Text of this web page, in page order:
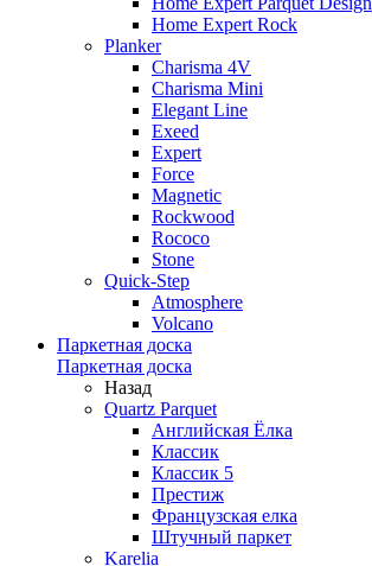
Home Expert Rock
Planker
Charisma 4V
Charisma Mini
Elegant Line
Exeed
Expert
Force
Magnetic
Rockwood
Rococo
Stone
Quick-Step
Atmosphere
Volcano
Паркетная доска
Паркетная доска
Назад
Quartz Parquet
Английская Ёлка
Классик
Классик 5
Престиж
Французская елка
Штучный паркет
Karelia